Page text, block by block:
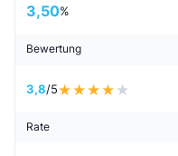
3,50%
Bewertung
3,8/5
Rate